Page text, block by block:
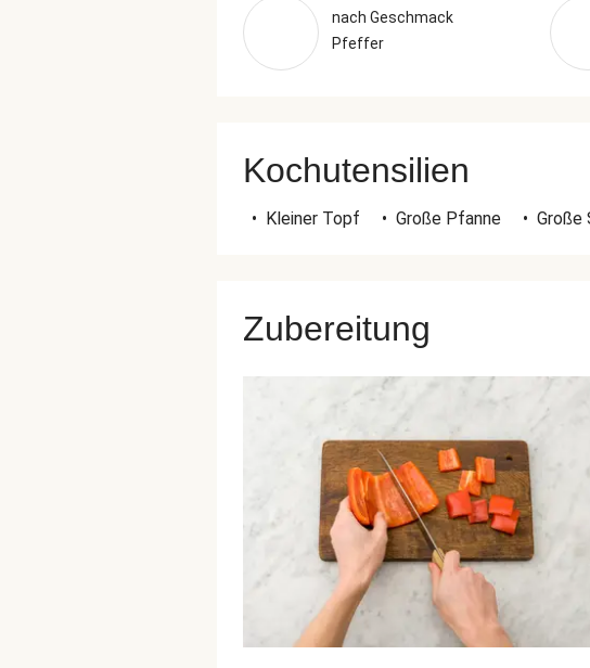
nach Geschmack
Pfeffer
Kochutensilien
• Kleiner Topf • Große Pfanne • Große
Zubereitung